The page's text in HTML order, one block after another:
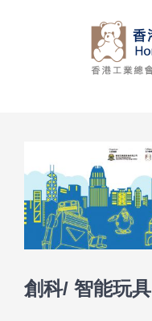
創科/ 智能玩具